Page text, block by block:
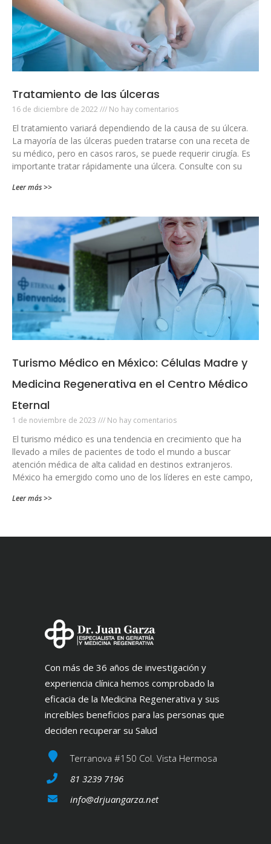
Tratamiento de las úlceras
16 de diciembre de 2022 No hay comentarios
El tratamiento variará dependiendo de la causa de su úlcera.
La mayoría de las úlceras pueden tratarse con una receta de
su médico, pero en casos raros, se puede requerir cirugía. Es
importante tratar rápidamente una úlcera. Consulte con su
Leer más >>
Turismo Médico en México: Células Madre y
Medicina Regenerativa en el Centro Médico
Eternal
1 de noviembre de 2023 No hay comentarios
El turismo médico es una tendencia en crecimiento que ha
llevado a miles de pacientes de todo el mundo a buscar
atención médica de alta calidad en destinos extranjeros.
México ha emergido como uno de los líderes en este campo,
Leer más >>
Con más de 36 años de investigación y
experiencia clínica hemos comprobado la
eficacia de la Medicina Regenerativa y sus
increíbles beneficios para las personas que
deciden recuperar su Salud
Terranova #150 Col. Vista Hermosa
81 3239 7196
info@drjuangarza.net